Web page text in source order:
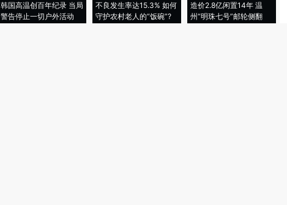
韩国高温创百年纪录 当局
警告停止一切户外活动
不良发生率达15.3% 如何
守护农村老人的“饭碗”?
造价2.8亿闲置14年 温
州“明珠七号”邮轮侧翻